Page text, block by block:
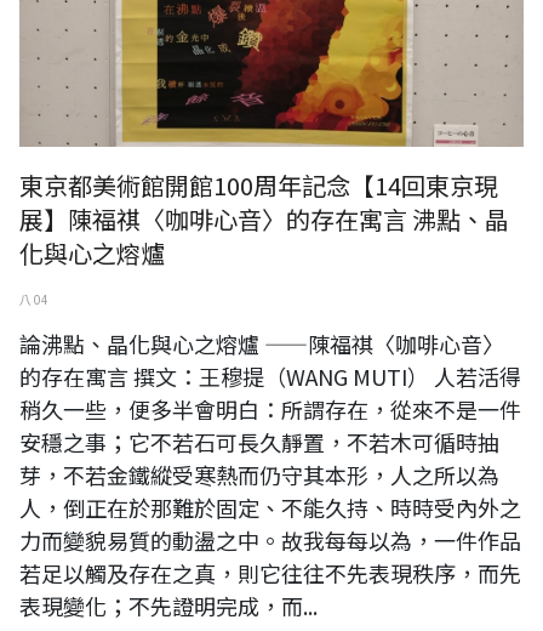
東京都美術館開館100周年記念【14回東京現
展】陳福祺〈咖啡心音〉的存在寓言 沸點、晶
化與心之熔爐
八 04
論沸點、晶化與心之熔爐 ——陳福祺〈咖啡心音〉
的存在寓言 撰文：王穆提（WANG MUTI） 人若活得
稍久一些，便多半會明白：所謂存在，從來不是一件
安穩之事；它不若石可長久靜置，不若木可循時抽
芽，不若金鐵縱受寒熱而仍守其本形，人之所以為
人，倒正在於那難於固定、不能久持、時時受內外之
力而變貌易質的動盪之中。故我每每以為，一件作品
若足以觸及存在之真，則它往往不先表現秩序，而先
表現變化；不先證明完成，而...